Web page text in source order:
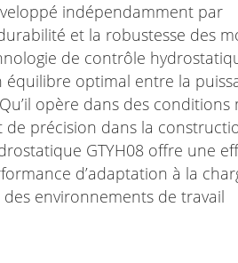
indépendamment par
et la robustesse des
de contrôle
optimal entre la
opère dans des conditions
précision dans la
GTYH08 offre une
d’adaptation à la
environnements de travail